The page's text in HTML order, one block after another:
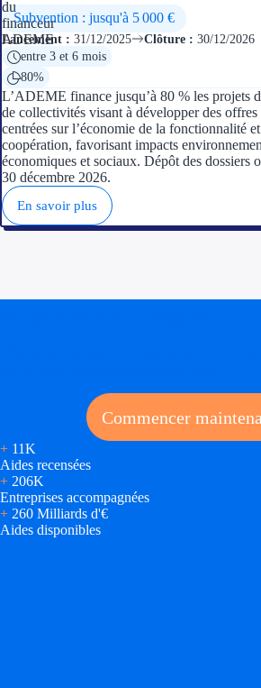
Subvention : jusqu'à 5 000 €
Lancement : 31/12/2025 Clôture : 30/12/2026
entre 3 et 6 mois
80%
L’ADEME finance jusqu’à 80 % les projets
de collectivités visant à développer des
centrées sur l’économie de la fonctionnalité
coopération, favorisant impacts
économiques et sociaux. Dépôt des dossiers
30 décembre 2026.
En savoir plus
Commencer
+ 11K
Aides recensées
+ 206K
Entreprises accompagnées
+ 260 Milliards d'€
Aides disponibles